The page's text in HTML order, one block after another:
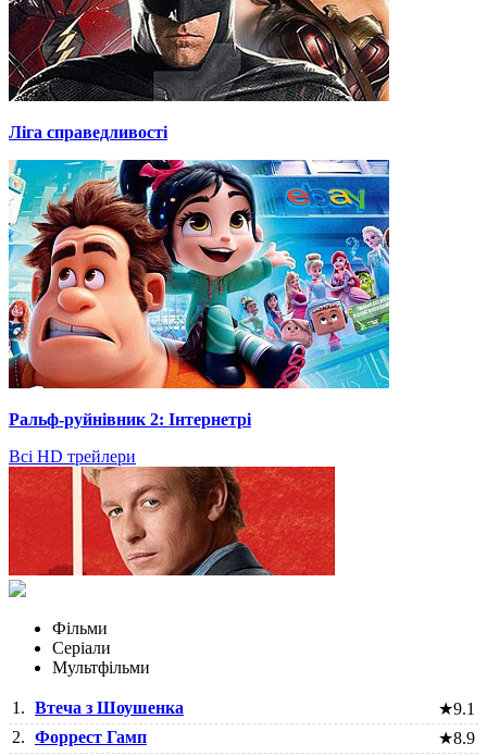
Ліга справедливості
Ральф-руйнівник 2: Інтернетрі
Всі HD трейлери
Фільми
Серіали
Мультфільми
1. Втеча з Шоушенка ★9.1
2. Форрест Гамп ★8.9